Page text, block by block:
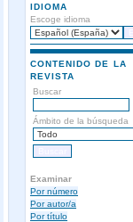
IDIOMA
Escoge idioma
CONTENIDO DE LA
REVISTA
Buscar
Ámbito de la búsqueda
Examinar
Por número
Por autor/a
Por título